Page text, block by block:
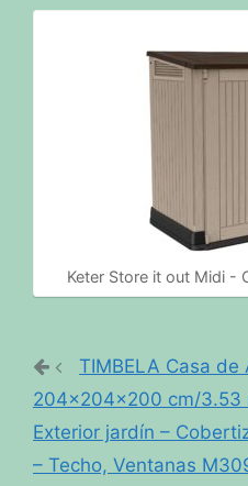
Keter Store it out Midi -
TIMBELA Casa
204x204x200 cm/3.53
Exterior jardín –
– Techo, Ventanas